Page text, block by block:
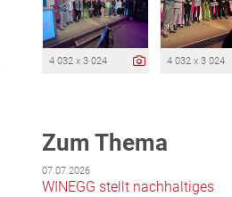
4 032 x 3 024 4 032 x 3 024
Zum Thema
07.07.2026
WINEGG stellt nachhaltiges